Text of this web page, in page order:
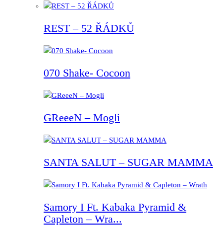
REST – 52 ŘÁDKŮ
070 Shake- Cocoon
GReeeN – Mogli
SANTA SALUT – SUGAR MAMMA
Samory I Ft. Kabaka Pyramid &
Capleton – Wra...